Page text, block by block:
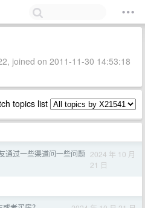
joined on 2011-11-30 14:53:18
topics list
通过一些渠道问一些问题 2024 年 10 月
21 日